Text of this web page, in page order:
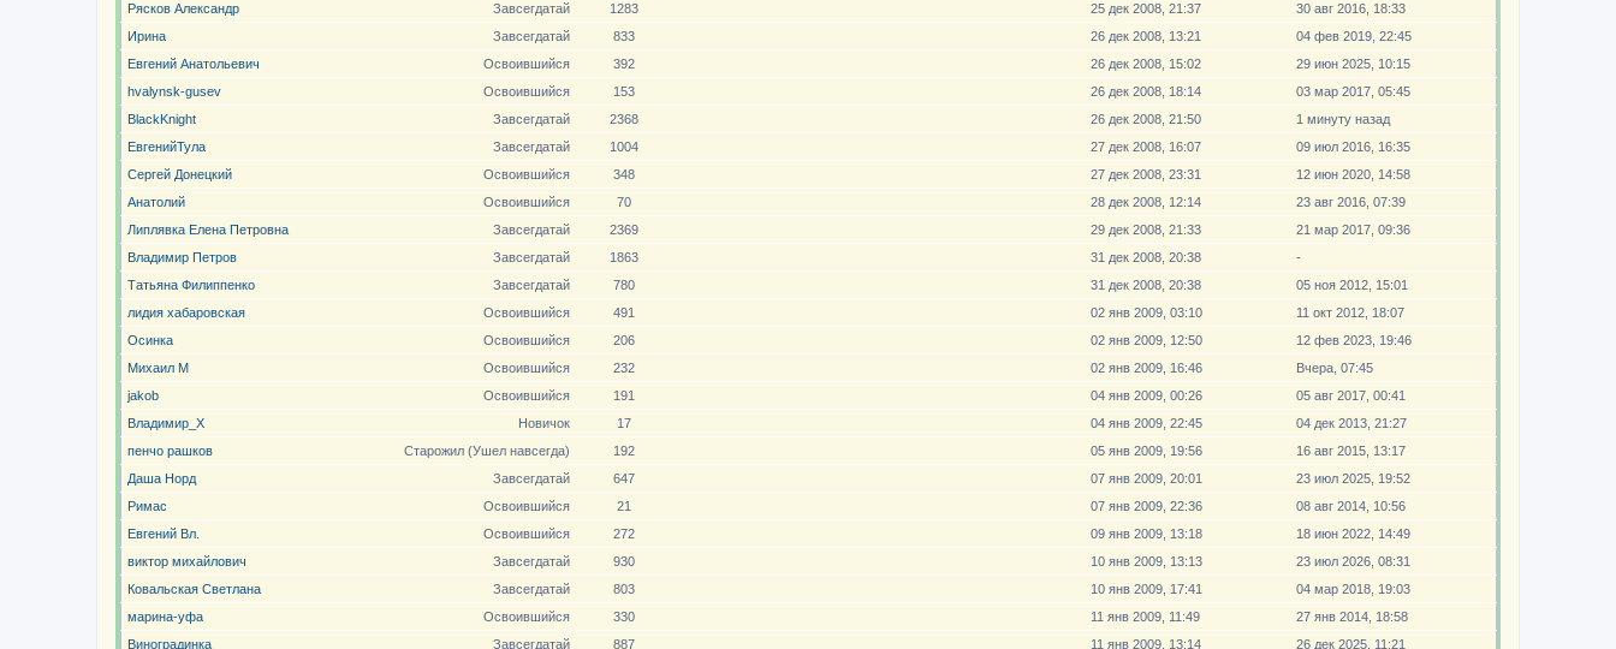
Завсегдатай
Рясков Александр 1283 25 дек 2008, 21:37
30 авг 2016, 18:33
Завсегдатай
Ирина 833 26 дек 2008, 13:21
04 фев 2019, 22:45
Освоившийся
Евгений Анатольевич 392 26 дек 2008, 15:02
29 июн 2025, 10:15
Освоившийся
hvalynsk-gusev 153 26 дек 2008, 18:14
03 мар 2017, 05:45
Завсегдатай
BlackKnight 2368 26 дек 2008, 21:50
1 минуту назад
Завсегдатай
ЕвгенийТула 1004 27 дек 2008, 16:07
09 июл 2016, 16:35
Освоившийся
Сергей Донецкий 348 27 дек 2008, 23:31
12 июн 2020, 14:58
Освоившийся
Анатолий 70 28 дек 2008, 12:14
23 авг 2016, 07:39
Завсегдатай
Липлявка Елена Петровна 2369 29 дек 2008, 21:33
21 мар 2017, 09:36
Завсегдатай
Владимир Петров 1863 31 дек 2008, 20:38
-
Завсегдатай
Татьяна Филиппенко 780 31 дек 2008, 20:38
05 ноя 2012, 15:01
Освоившийся
лидия хабаровская 491 02 янв 2009, 03:10
11 окт 2012, 18:07
Освоившийся
Осинка 206 02 янв 2009, 12:50
12 фев 2023, 19:46
Освоившийся
Михаил М 232 02 янв 2009, 16:46
Вчера, 07:45
Освоившийся
jakob 191 04 янв 2009, 00:26
05 авг 2017, 00:41
Новичoк
Владимир_X 17 04 янв 2009, 22:45
04 дек 2013, 21:27
Старожил (Ушел навсегда)
пенчо рашков 192 05 янв 2009, 19:56
16 авг 2015, 13:17
Завсегдатай
Даша Норд 647 07 янв 2009, 20:01
23 июл 2025, 19:52
Освоившийся
Римас 21 07 янв 2009, 22:36
08 авг 2014, 10:56
Освоившийся
Евгений Вл. 272 09 янв 2009, 13:18
18 июн 2022, 14:49
Завсегдатай
виктор михайлович 930 10 янв 2009, 13:13
23 июл 2026, 08:31
Завсегдатай
Ковальская Светлана 803 10 янв 2009, 17:41
04 мар 2018, 19:03
Освоившийся
марина-уфа 330 11 янв 2009, 11:49
27 янв 2014, 18:58
Завсегдатай
Виноградинка 887 11 янв 2009, 13:14 26 дек 2025, 11:21